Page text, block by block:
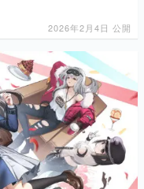
2026年2月4日 公開